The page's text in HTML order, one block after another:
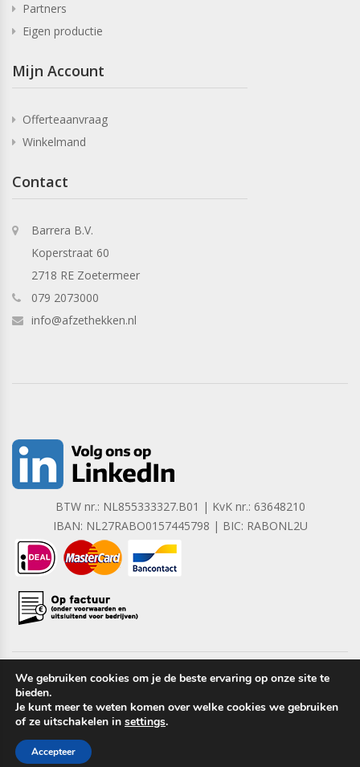
Partners
Eigen productie
Mijn Account
Offerteaanvraag
Winkelmand
Contact
Barrera B.V.
Koperstraat 60
2718 RE Zoetermeer
079 2073000
info@afzethekken.nl
BTW nr.: NL855333327.B01 | KvK nr.: 63648210
IBAN: NL27RABO0157445798 | BIC: RABONL2U
Copyright © 2023 Barrera B.V. Alle rechten voorbehouden.
We gebruiken cookies om je de beste ervaring op onze site te
bieden.
Je kunt meer te weten komen over welke cookies we gebruiken
of ze uitschakelen in settings.
Accepteer